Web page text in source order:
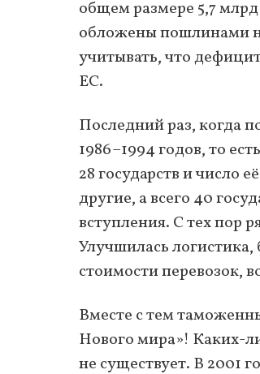
общем размере 5,7
обложены пошлинами
учитывать, что
ЕС.
Последний раз, когда
1986–1994 годов, то
28 государств и число
другие, а всего 40
вступления. С тех пор
Улучшилась
стоимости перевозок,
Вместе с тем
Нового мира»! Каких-
не существует. В 2001